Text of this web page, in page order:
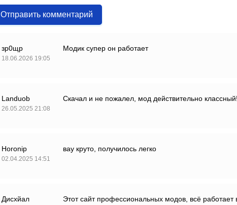
Отправить комментарий
зр0щр
18.06.2026 19:05
Модик супер он работает
Landuob
26.05.2025 21:08
Скачал и не пожалел, мод действительно классный!
Horonip
02.04.2025 14:51
вау круто, получилось легко
Дисхйал Этот сайт профессиональных модов, всё работает